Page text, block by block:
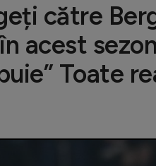
către
acest
Toate